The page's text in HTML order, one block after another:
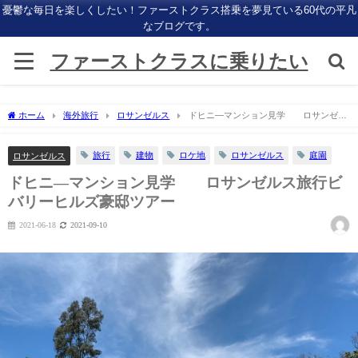
憂鬱な毎日を楽しくしたい！ファーストクラス搭乗を夢見ている60代の平凡
なブログです。
ファーストクラスに乗りたい
ホーム 海外旅行 ロサンゼルス
ドヒニ―マンション見学 ロサンゼル
ロサンゼルス 旅行 建物 ロケ地 ロサンゼルス 庭園
ドヒニ―マンション見学 ロサンゼルス旅行ビ
バリーヒルズ豪邸ツアー
2021-06-18 2021-09-10